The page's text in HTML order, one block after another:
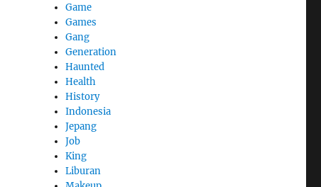
Game
Games
Gang
Generation
Haunted
Health
History
Indonesia
Jepang
Job
King
Liburan